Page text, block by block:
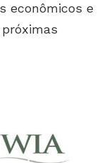
econômicos e